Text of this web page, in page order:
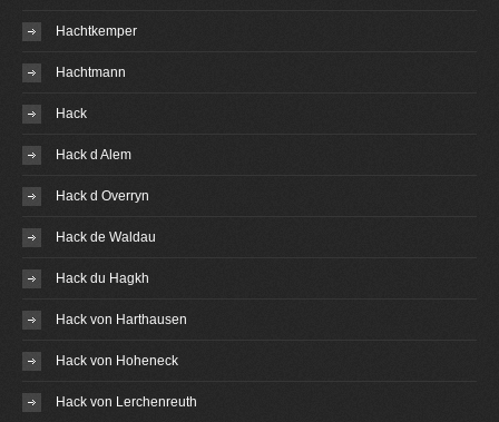
Hachtkemper
Hachtmann
Hack
Hack d Alem
Hack d Overryn
Hack de Waldau
Hack du Hagkh
Hack von Harthausen
Hack von Hoheneck
Hack von Lerchenreuth